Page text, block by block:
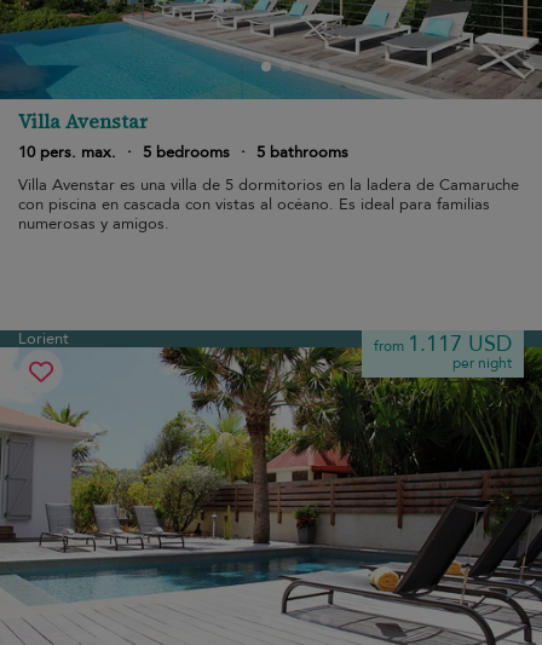
Villa Avenstar
10 pers. max. · 5 bedrooms ·
5 bathrooms
Villa Avenstar es una villa de 5 dormitorios en la ladera de Camaruche
con piscina en cascada con vistas al océano. Es ideal para familias
numerosas y amigos.
Lorient from 1.117 USD
per night